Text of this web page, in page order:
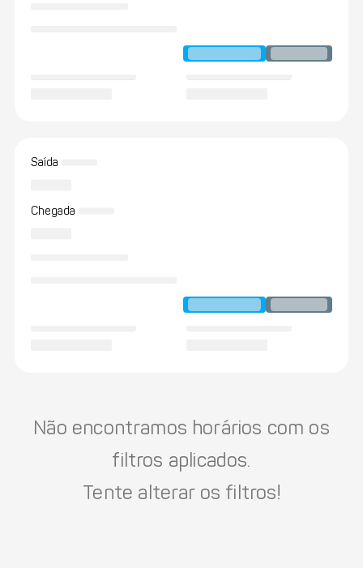
Saída
Chegada
Não encontramos horários com os
filtros aplicados.
Tente alterar os filtros!